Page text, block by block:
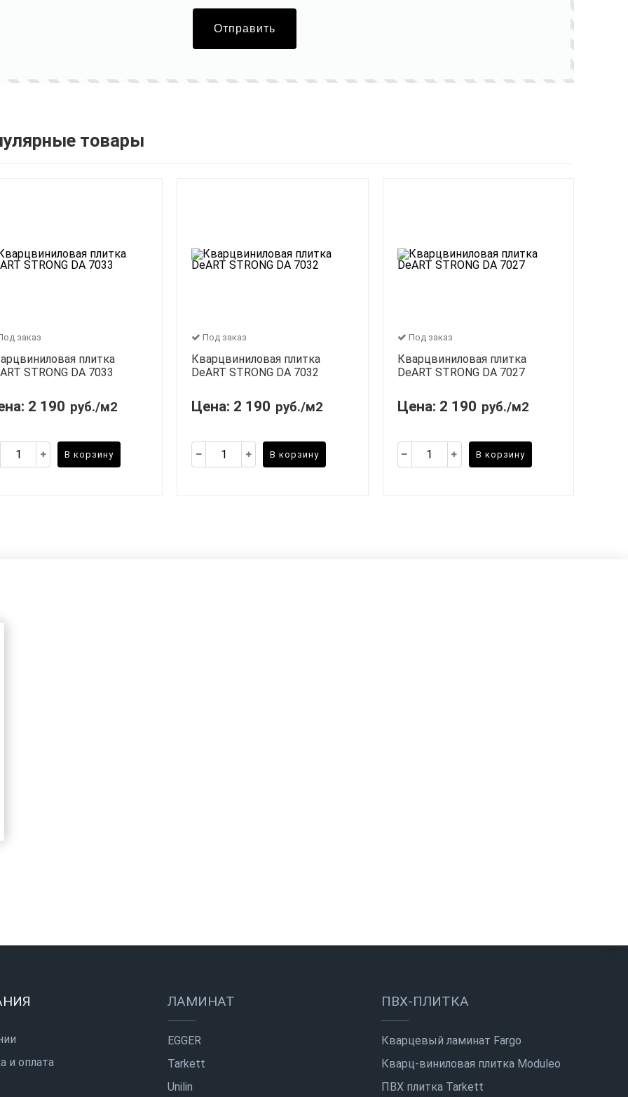
Отправить
товары
заказ
плитка
STRONG DA 7033
2 190 руб./м2
В корзину
Под заказ
Кварцвиниловая плитка
DeART STRONG DA 7032
Цена: 2 190 руб./м2
В корзину
Под заказ
Кварцвиниловая плитка
DeART STRONG DA 7027
Цена: 2 190 руб./м2
В корзину
и оплата
ЛАМИНАТ
EGGER
Tarkett
Unilin
ПВХ-ПЛИТКА
Кварцевый ламинат Fargo
Кварц-виниловая плитка Moduleo
ПВХ плитка Tarkett